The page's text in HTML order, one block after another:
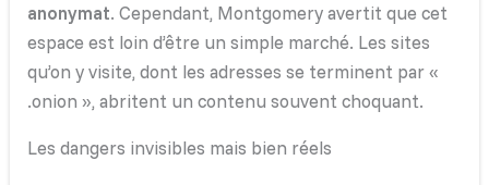
anonymat. Cependant, Montgomery avertit que cet
espace est loin d’être un simple marché. Les sites
qu’on y visite, dont les adresses se terminent par «
.onion », abritent un contenu souvent choquant.
Les dangers invisibles mais bien réels